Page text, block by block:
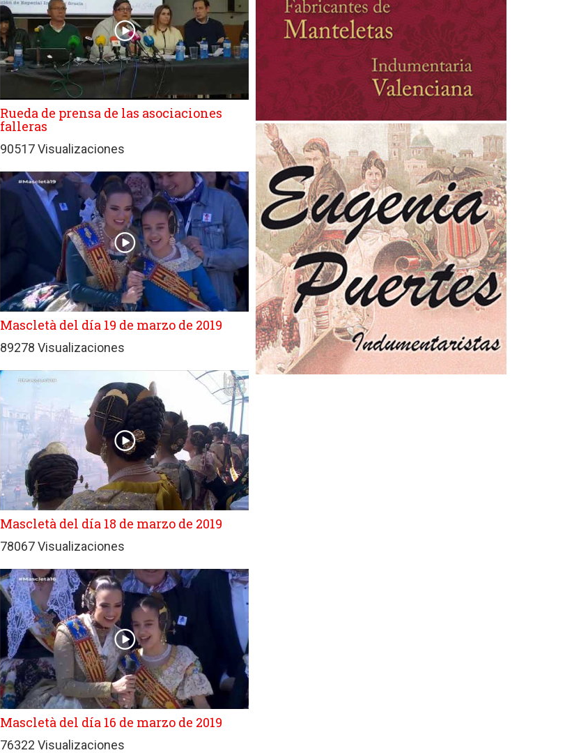
Rueda de prensa de las asociaciones
falleras
90517 Visualizaciones
Mascletà del día 19 de marzo de 2019
89278 Visualizaciones
Mascletà del día 18 de marzo de 2019
78067 Visualizaciones
Mascletà del día 16 de marzo de 2019
76322 Visualizaciones